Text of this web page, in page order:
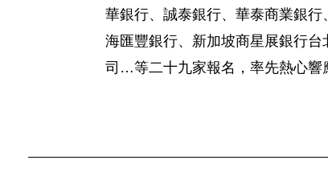
華銀行、誠泰銀行、華泰商業銀
海匯豐銀行、新加坡商星展銀行
司…等二十九家報名，率先熱心響